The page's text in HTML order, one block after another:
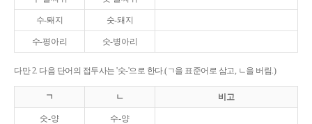
수-퇘지 숫-돼지
수-평아리 숫-병아리
다만 2. 다음 단어의 접두사는 '숫-'으로 한다.(ㄱ을 표준어로 삼고, ㄴ을 버림.)
ㄱ ㄴ 비고
숫-양 수-양